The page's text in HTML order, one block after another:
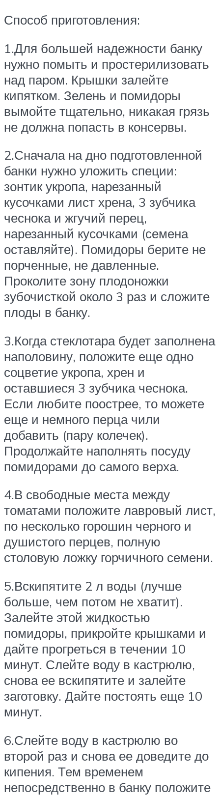
Способ приготовления:
1.Для большей надежности банку
нужно помыть и простерилизовать
над паром. Крышки залейте
кипятком. Зелень и помидоры
вымойте тщательно, никакая грязь
не должна попасть в консервы.
2.Сначала на дно подготовленной
банки нужно уложить специи:
зонтик укропа, нарезанный
кусочками лист хрена, 3 зубчика
чеснока и жгучий перец,
нарезанный кусочками (семена
оставляйте). Помидоры берите не
порченные, не давленные.
Проколите зону плодоножки
зубочисткой около 3 раз и сложите
плоды в банку.
3.Когда стеклотара будет заполнена
наполовину, положите еще одно
соцветие укропа, хрен и
оставшиеся 3 зубчика чеснока.
Если любите поострее, то можете
еще и немного перца чили
добавить (пару колечек).
Продолжайте наполнять посуду
помидорами до самого верха.
4.В свободные места между
томатами положите лавровый лист,
по несколько горошин черного и
душистого перцев, полную
столовую ложку горчичного семени.
5.Вскипятите 2 л воды (лучше
больше, чем потом не хватит).
Залейте этой жидкостью
помидоры, прикройте крышками и
дайте прогреться в течении 10
минут. Слейте воду в кастрюлю,
снова ее вскипятите и залейте
заготовку. Дайте постоять еще 10
минут.
6.Слейте воду в кастрюлю во
второй раз и снова ее доведите до
кипения. Тем временем
непосредственно в банку положите